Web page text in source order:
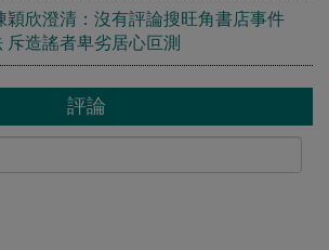
穎欣澄清：沒有評論搜旺角書店事件
斥造謠者卑劣居心叵測
評論